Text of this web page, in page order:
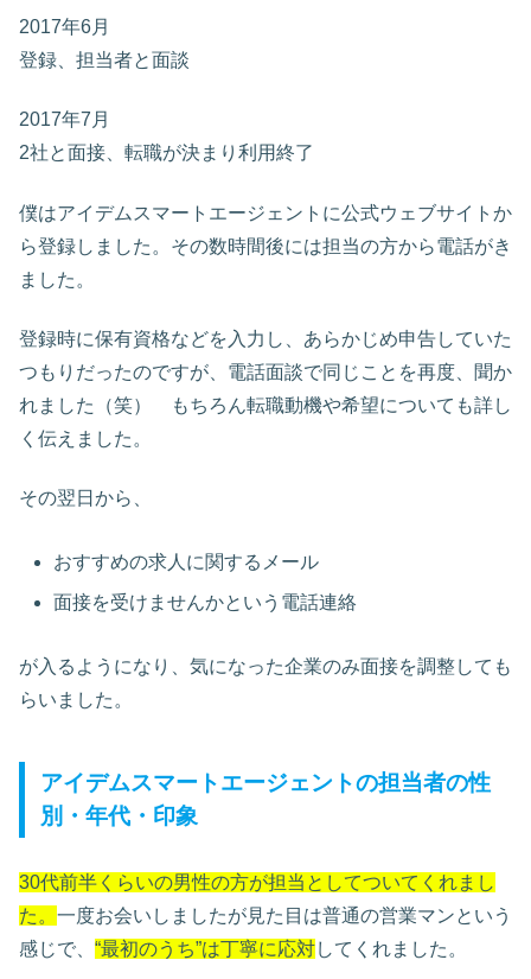
2017年6月
登録、担当者と面談
2017年7月
2社と面接、転職が決まり利用終了
僕はアイデムスマートエージェントに公式ウェブサイトか
ら登録しました。その数時間後には担当の方から電話がき
ました。
登録時に保有資格などを入力し、あらかじめ申告していた
つもりだったのですが、電話面談で同じことを再度、聞か
れました（笑） もちろん転職動機や希望についても詳し
く伝えました。
その翌日から、
おすすめの求人に関するメール
面接を受けませんかという電話連絡
が入るようになり、気になった企業のみ面接を調整しても
らいました。
アイデムスマートエージェントの担当者の性
別・年代・印象
30代前半くらいの男性の方が担当としてついてくれまし
た。 一度お会いしましたが見た目は普通の営業マンという
感じで、 “最初のうち”は丁寧に応対してくれました。